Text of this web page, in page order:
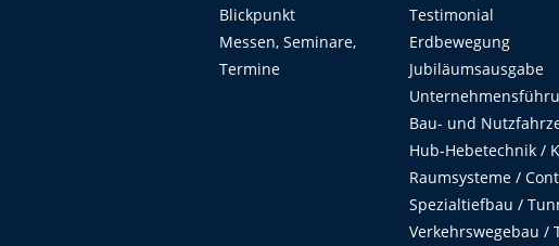
Blickpunkt
Messen, Seminare,
Termine
Testimonial
Erdbewegung
Jubiläumsausgabe
Bau- und
Hub-Hebetechnik /
Raumsysteme /
Spezialtiefbau /
Verkehrswegebau /